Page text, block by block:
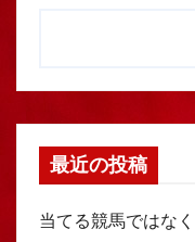
最近の投稿
当てる競馬ではな